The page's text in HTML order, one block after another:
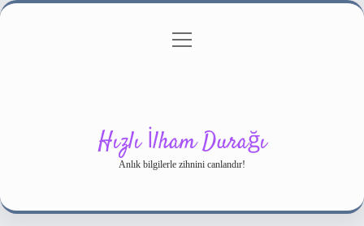
Gizlilik Politikası
menüyü
Hızlı İlham Durağı
Anlık bilgilerle zihnini canlandır!